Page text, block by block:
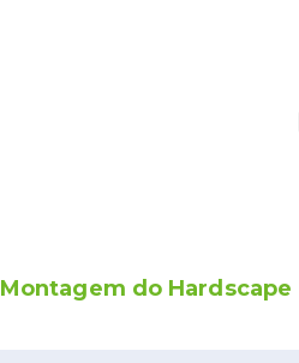
Montagem do Hardscape